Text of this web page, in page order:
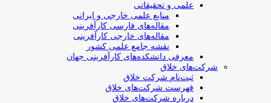
علمی و تحقیقاتی
منابع علمی خارجی و ایرانی
مقاله‌های فارسی کارآفرینی
مقاله‌های خارجی کارآفرینی
نقشه جامع علمی کشور
معرفی دانشکده‌های کارآفرینی جهان
شرکت‌های خلاق
ثبت‌نام شرکت خلاق
فهرست شرکت‌های خلاق
درباره شرکت‌های خلاق